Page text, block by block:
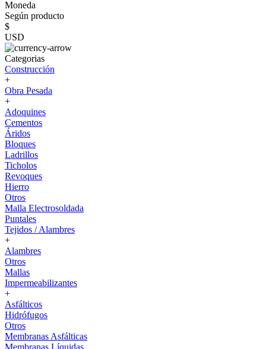
Moneda
Según producto
$
USD
Categorias
Construcción
+
Obra Pesada
+
Adoquines
Cementos
Áridos
Bloques
Ladrillos
Ticholos
Revoques
Hierro
Otros
Malla Electrosoldada
Puntales
Tejidos / Alambres
+
Alambres
Otros
Mallas
Impermeabilizantes
+
Asfálticos
Hidrófugos
Otros
Membranas Asfálticas
Membranas Líquidas